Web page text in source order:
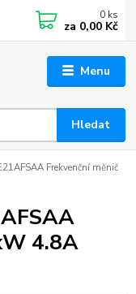
Menu
Hledat
0 ks
za 0,00 Kč
Frekvenční měnič
4.8A